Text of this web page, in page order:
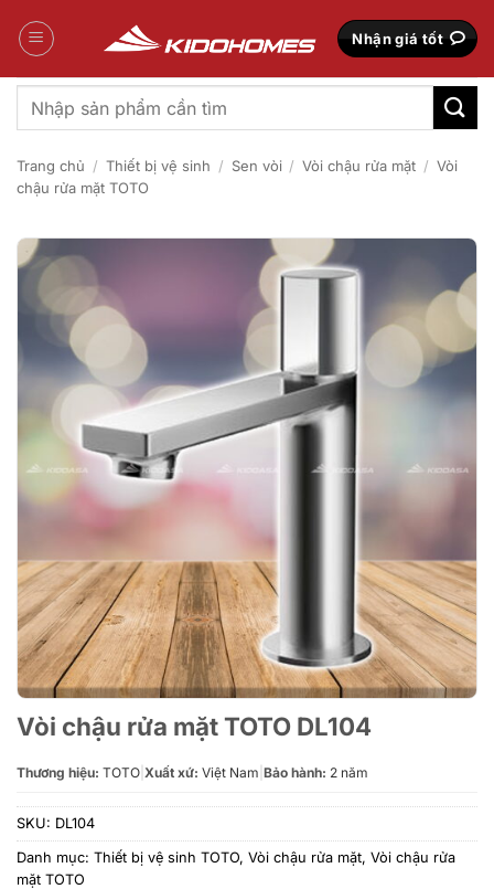
qua
Nhận giá tốt
Tìm
kiếm:
Trang chủ / Thiết bị vệ sinh / Sen vòi / Vòi chậu rửa mặt / Vòi
chậu rửa mặt TOTO
Vòi chậu rửa mặt TOTO DL104
Thương hiệu: TOTO Xuất xứ: Việt Nam Bảo hành: 2 năm
SKU: DL104
Danh mục: Thiết bị vệ sinh TOTO, Vòi chậu rửa mặt, Vòi chậu rửa
mặt TOTO